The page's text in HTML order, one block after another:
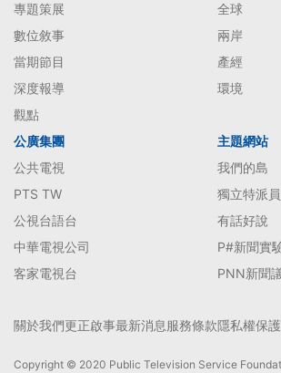
專題策展
數位敘事
當期節目
深度報導
觀點
全球
兩岸
產經
環境
公廣集團
公共電視
PTS TW
公視台語台
中華電視公司
客家電視台
主題網站
我們的島
獨立特派員
有話好說
P#新聞實
PNN新聞
關於我們更正啟事最新消息服務條款隱私權保
Copyright © 2020 Public Television Service